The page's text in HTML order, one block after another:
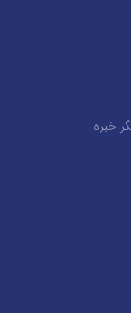
خبره